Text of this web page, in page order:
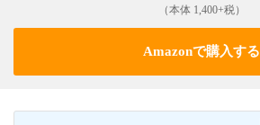
（本体 1,400+税）
Amazonで購入する